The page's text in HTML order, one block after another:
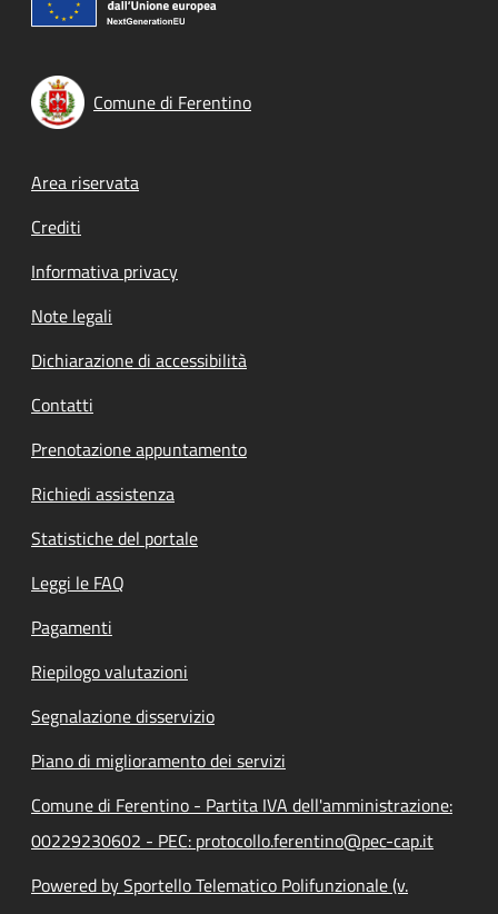
Comune di Ferentino
Footer menu
Area riservata
Crediti
Informativa privacy
Note legali
Dichiarazione di accessibilità
Contatti
Prenotazione appuntamento
Richiedi assistenza
Statistiche del portale
Leggi le FAQ
Pagamenti
Riepilogo valutazioni
Segnalazione disservizio
Piano di miglioramento dei servizi
Comune di Ferentino - Partita IVA dell'amministrazione:
00229230602 - PEC: protocollo.ferentino@pec-cap.it
Powered by Sportello Telematico Polifunzionale (v.